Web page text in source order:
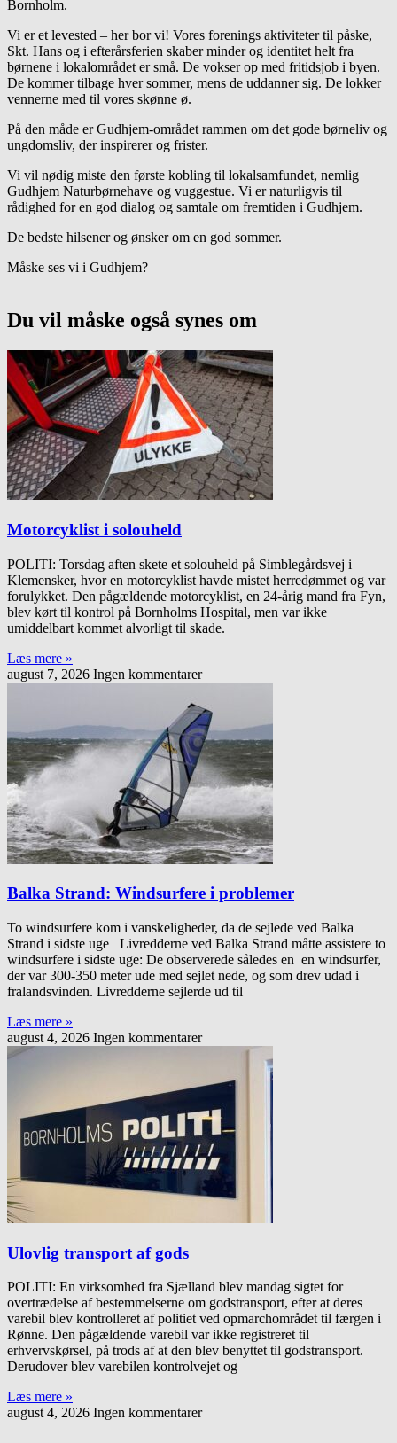
Bornholm.
Vi er et levested – her bor vi! Vores forenings aktiviteter til påske,
Skt. Hans og i efterårsferien skaber minder og identitet helt fra
børnene i lokalområdet er små. De vokser op med fritidsjob i byen.
De kommer tilbage hver sommer, mens de uddanner sig. De lokker
vennerne med til vores skønne ø.
På den måde er Gudhjem-området rammen om det gode børneliv og
ungdomsliv, der inspirerer og frister.
Vi vil nødig miste den første kobling til lokalsamfundet, nemlig
Gudhjem Naturbørnehave og vuggestue. Vi er naturligvis til
rådighed for en god dialog og samtale om fremtiden i Gudhjem.
De bedste hilsener og ønsker om en god sommer.
Måske ses vi i Gudhjem?
Du vil måske også synes om
Motorcyklist i solouheld
POLITI: Torsdag aften skete et solouheld på Simblegårdsvej i
Klemensker, hvor en motorcyklist havde mistet herredømmet og var
forulykket. Den pågældende motorcyklist, en 24-årig mand fra Fyn,
blev kørt til kontrol på Bornholms Hospital, men var ikke
umiddelbart kommet alvorligt til skade.
Læs mere »
august 7, 2026 Ingen kommentarer
Balka Strand: Windsurfere i problemer
To windsurfere kom i vanskeligheder, da de sejlede ved Balka
Strand i sidste uge Livredderne ved Balka Strand måtte assistere to
windsurfere i sidste uge: De observerede således en en windsurfer,
der var 300-350 meter ude med sejlet nede, og som drev udad i
fralandsvinden. Livredderne sejlerde ud til
Læs mere »
august 4, 2026 Ingen kommentarer
Ulovlig transport af gods
POLITI: En virksomhed fra Sjælland blev mandag sigtet for
overtrædelse af bestemmelserne om godstransport, efter at deres
varebil blev kontrolleret af politiet ved opmarchområdet til færgen i
Rønne. Den pågældende varebil var ikke registreret til
erhvervskørsel, på trods af at den blev benyttet til godstransport.
Derudover blev varebilen kontrolvejet og
Læs mere »
august 4, 2026 Ingen kommentarer